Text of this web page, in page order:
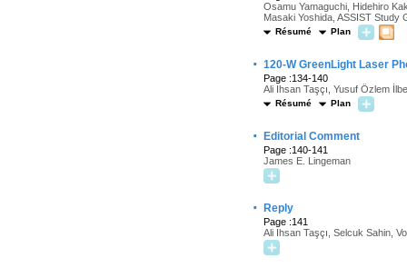
Osamu Yamaguchi, Hidehiro
Masaki Yoshida, ASSIST Study
Résumé Plan
· 120-W GreenLight Laser
Page :134-140
Ali Ihsan Taşçı, Yusuf Özlem
Résumé Plan
· Editorial Comment
Page :140-141
James E. Lingeman
· Reply
Page :141
Ali Ihsan Taşçı, Selcuk Sahin,